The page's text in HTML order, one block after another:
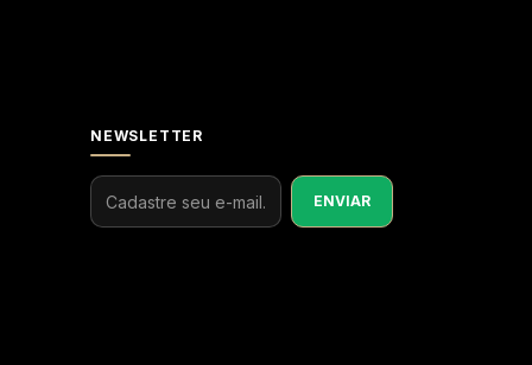
NEWSLETTER